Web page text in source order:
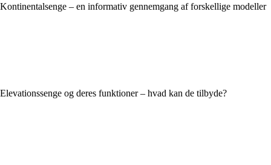
Kontinentalsenge – en informativ gennemgang af forskellige modeller
Elevationssenge og deres funktioner – hvad kan de tilbyde?